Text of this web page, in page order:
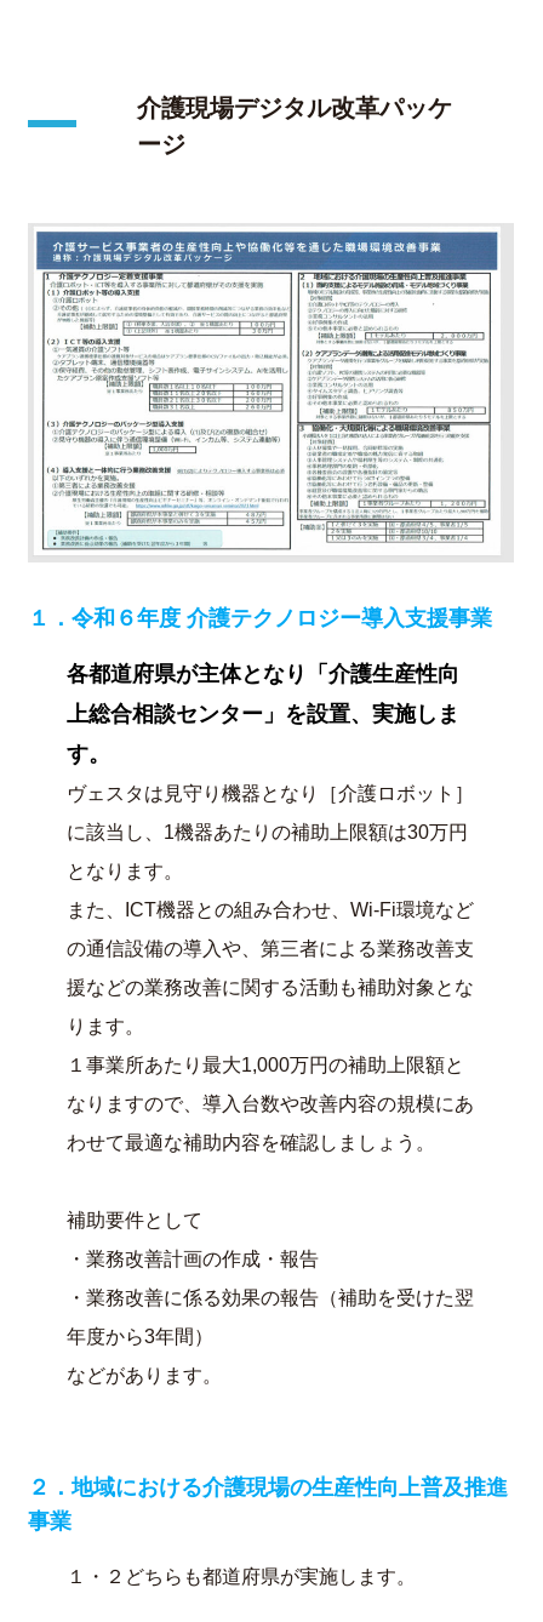
介護現場デジタル改革パッケ
ージ
１．令和６年度 介護テクノロジー導入支援事業
各都道府県が主体となり「介護生産性向
上総合相談センター」を設置、実施しま
す。
ヴェスタは見守り機器となり［介護ロボット］
に該当し、1機器あたりの補助上限額は30万円
となります。
また、ICT機器との組み合わせ、Wi-Fi環境など
の通信設備の導入や、第三者による業務改善支
援などの業務改善に関する活動も補助対象とな
ります。
１事業所あたり最大1,000万円の補助上限額と
なりますので、導入台数や改善内容の規模にあ
わせて最適な補助内容を確認しましょう。
補助要件として
・業務改善計画の作成・報告
・業務改善に係る効果の報告（補助を受けた翌
年度から3年間）
などがあります。
２．地域における介護現場の生産性向上普及推進
事業
１・２どちらも都道府県が実施します。